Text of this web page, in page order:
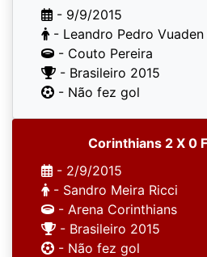
- 9/9/2015
- Leandro Pedro Vuaden
- Couto Pereira
- Brasileiro 2015
- Não fez gol
Corinthians 2 X 0
- 2/9/2015
- Sandro Meira Ricci
- Arena Corinthians
- Brasileiro 2015
- Não fez gol